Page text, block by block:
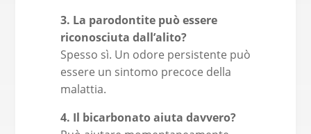
3. La parodontite può essere
riconosciuta dall’alito?
Spesso sì. Un odore persistente può
essere un sintomo precoce della
malattia.
4. Il bicarbonato aiuta davvero?